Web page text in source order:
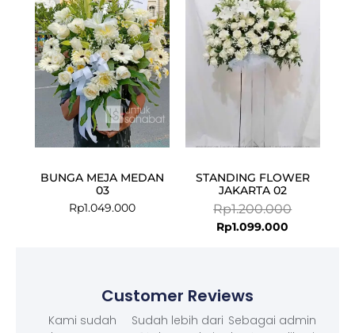
BUNGA MEJA MEDAN
03
Rp1.049.000
STANDING FLOWER
JAKARTA 02
Rp1.200.000
was:
Rp1.099.000
is:
Customer Reviews
Kami sudah
Sudah lebih dari Sebagai admin